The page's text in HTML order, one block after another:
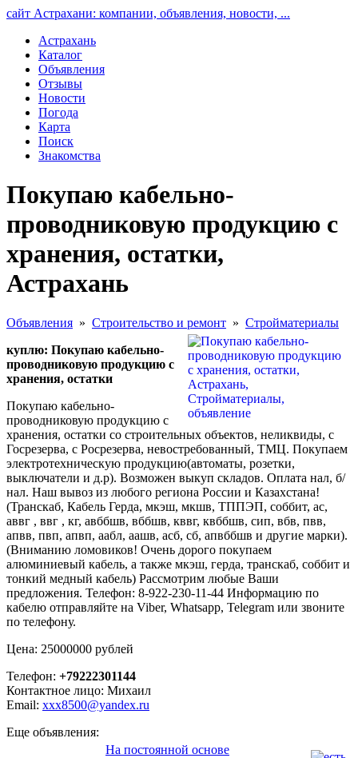
сайт Астрахани: компании, объявления, новости, ...
Астрахань
Каталог
Объявления
Отзывы
Новости
Погода
Карта
Поиск
Знакомства
Покупаю кабельно-
проводниковую продукцию с
хранения, остатки,
Астрахань
Объявления » Строительство и ремонт » Стройматериалы
куплю: Покупаю кабельно-
проводниковую продукцию с
хранения, остатки
Покупаю кабельно-
проводниковую продукцию с
хранения, остатки со строительных объектов, неликвиды, с
Госрезерва, с Росрезерва, невостребованный, ТМЦ. Покупаем
электротехническую продукцию(автоматы, розетки,
выключатели и д.р). Возможен выкуп складов. Оплата нал, б/
нал. Наш вывоз из любого региона России и Казахстана!
(Транскаб, Кабель Герда, мкэш, мкшв, ТППЭП, соббит, ас,
аввг , ввг , кг, авббшв, вббшв, кввг, квббшв, сип, вбв, пвв,
апвв, пвп, апвп, аабл, аашв, асб, сб, апвббшв и другие марки).
(Вниманию ломовиков! Очень дорого покупаем
алюминиевый кабель, а также мкэш, герда, транскаб, соббит и
тонкий медный кабель) Рассмотрим любые Ваши
предложения. Телефон: 8-922-230-11-44 Информацию по
кабелю отправляйте на Viber, Whatsapp, Telegram или звоните
по телефону.
Цена: 25000000 рублей
Телефон: +79222301144
Контактное лицо: Михаил
Email: xxx8500@yandex.ru
Еще объявления:
На постоянной основе